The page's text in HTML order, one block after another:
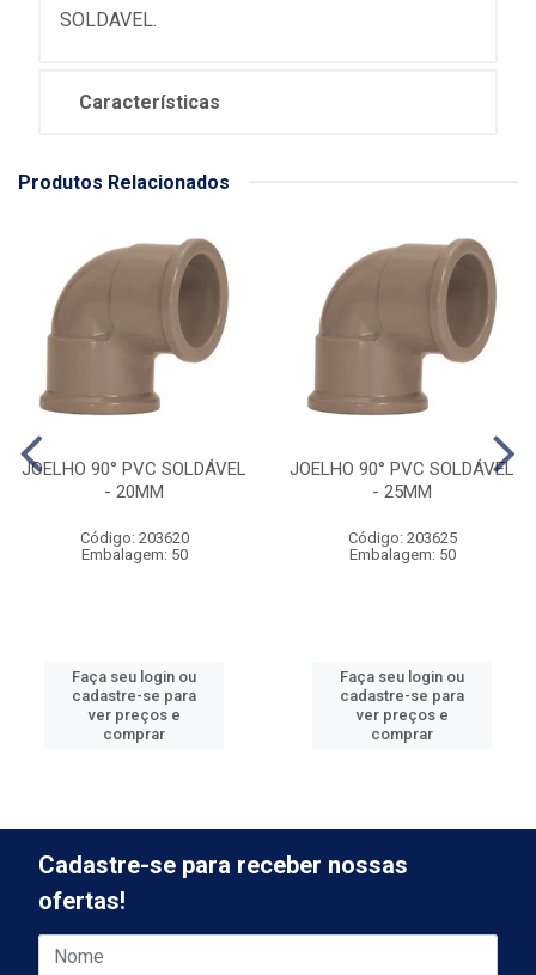
SOLDAVEL.
Características
Produtos Relacionados
JOELHO 90° PVC SOLDÁVEL
- 20MM
Código: 203620
Embalagem: 50
Faça seu login ou
cadastre-se para
ver preços e
comprar
JOELHO 90° PVC SOLDÁVEL
- 25MM
Código: 203625
Embalagem: 50
Faça seu login ou
cadastre-se para
ver preços e
comprar
Cadastre-se para receber nossas
ofertas!